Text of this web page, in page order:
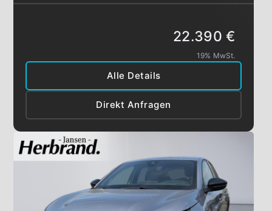
Alle Details
Direkt Anfragen
22.390 €
19% MwSt.